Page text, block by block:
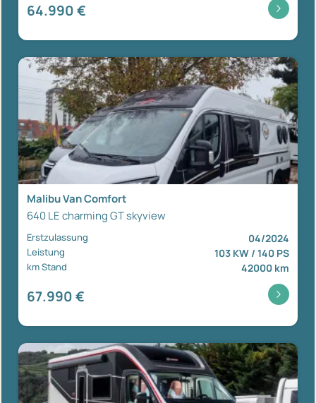
64.990 €
Malibu Van Comfort
640 LE charming GT skyview
Erstzulassung 04/2024
Leistung 103 KW / 140 PS
km Stand 42000 km
67.990 €